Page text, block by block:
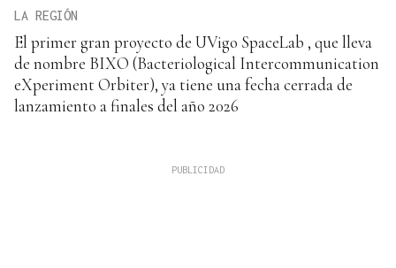
LA REGIÓN
El primer gran proyecto de UVigo SpaceLab , que lleva
de nombre BIXO (Bacteriological Intercommunication
eXperiment Orbiter), ya tiene una fecha cerrada de
lanzamiento a finales del año 2026